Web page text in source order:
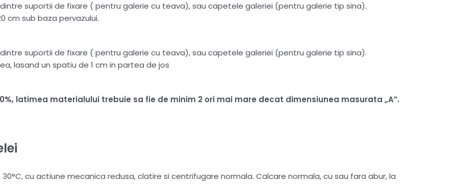
suportii de fixare ( pentru galerie cu teava), sau capetele galeriei (pentru galerie tip sina).
cm sub baza pervazului.
suportii de fixare ( pentru galerie cu teava), sau capetele galeriei (pentru galerie tip sina).
lasand un spatiu de 1 cm in partea de jos
latimea materialului trebuie sa fie de minim 2 ori mai mare decat dimensiunea masurata „A”.
cu actiune mecanica redusa, clatire si centrifugare normala. Calcare normala, cu sau fara abur, la